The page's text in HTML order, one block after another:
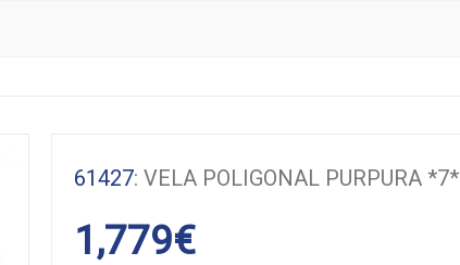
61427: VELA POLIGONAL PURPURA *7*
1,779€